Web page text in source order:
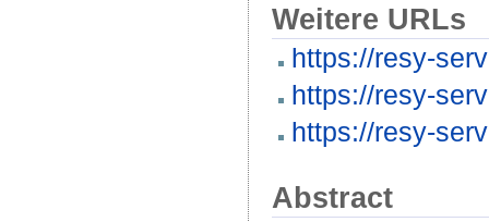
Weitere URLs
https://resy-
https://resy-
https://resy-
Abstract